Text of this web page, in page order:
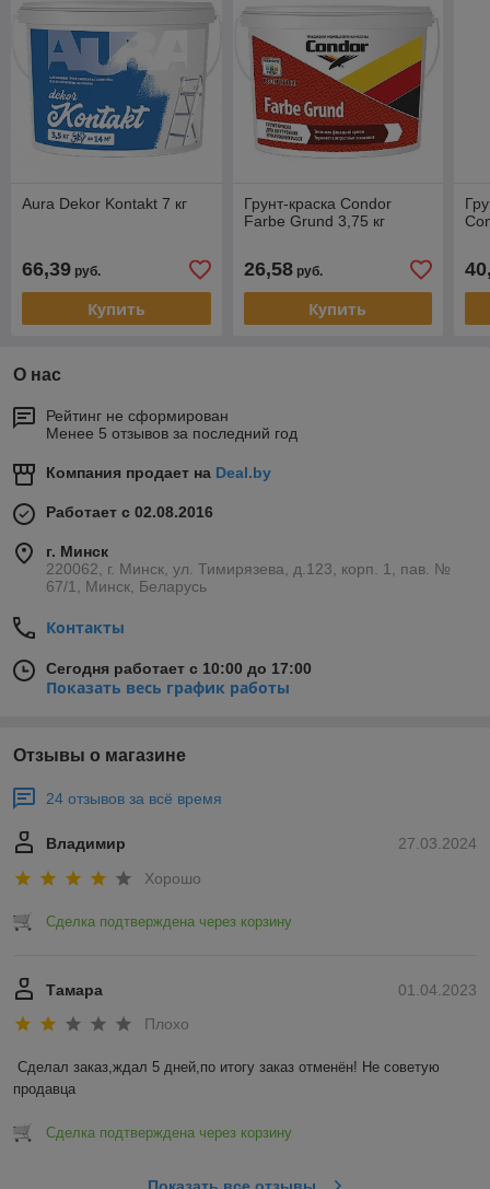
Aura Dekor Kontakt 7 кг
66,39 руб.
Купить
Грунт-краска Condor
Farbe Grund 3,75 кг
26,58руб.
Купить
О нас
Рейтинг не сформирован
Менее 5 отзывов за последний год
Компания продает на Deal.by
Работает с 02.08.2016
г. Минск
220062, г. Минск, ул. Тимирязева, д.123, корп. 1, пав. №
67/1, Минск, Беларусь
Контакты
Сегодня работает с 10:00 до 17:00
Показать весь график работы
Отзывы о магазине
24 отзывов за всё время
27.03.2024
Владимир
Хорошо
Сделка подтверждена через корзину
01.04.2023
Тамара
Плохо
Сделал заказ,ждал 5 дней,по итогу заказ отменён! Не советую
продавца
Сделка подтверждена через корзину